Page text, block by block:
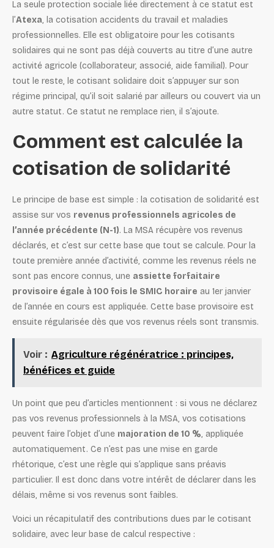
La seule protection sociale liée directement à ce statut est
l’Atexa, la cotisation accidents du travail et maladies
professionnelles. Elle est obligatoire pour les cotisants
solidaires qui ne sont pas déjà couverts au titre d’une autre
activité agricole (collaborateur, associé, aide familial). Pour
tout le reste, le cotisant solidaire doit s’appuyer sur son
régime principal, qu’il soit salarié par ailleurs ou couvert via un
autre statut. Ce statut ne remplace rien, il s’ajoute.
Comment est calculée la
cotisation de solidarité
Le principe de base est simple : la cotisation de solidarité est
assise sur vos revenus professionnels agricoles de
l’année précédente (N-1). La MSA récupère vos revenus
déclarés, et c’est sur cette base que tout se calcule. Pour la
toute première année d’activité, comme les revenus réels ne
sont pas encore connus, une assiette forfaitaire
provisoire égale à 100 fois le SMIC horaire au 1er janvier
de l’année en cours est appliquée. Cette base provisoire est
ensuite régularisée dès que vos revenus réels sont transmis.
Voir : Agriculture régénératrice : principes,
bénéfices et guide
Un point que peu d’articles mentionnent : si vous ne déclarez
pas vos revenus professionnels à la MSA, vos cotisations
peuvent faire l’objet d’une majoration de 10 %, appliquée
automatiquement. Ce n’est pas une mise en garde
rhétorique, c’est une règle qui s’applique sans préavis
particulier. Il est donc dans votre intérêt de déclarer dans les
délais, même si vos revenus sont faibles.
Voici un récapitulatif des contributions dues par le cotisant
solidaire, avec leur base de calcul respective :